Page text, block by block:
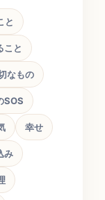
と
こと
なもの
SOS
幸せ
み